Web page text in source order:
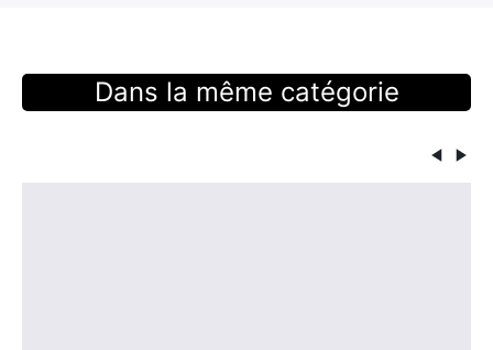
Dans la même catégorie